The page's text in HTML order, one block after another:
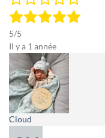
5/5
Il y a 1 année
Cloud